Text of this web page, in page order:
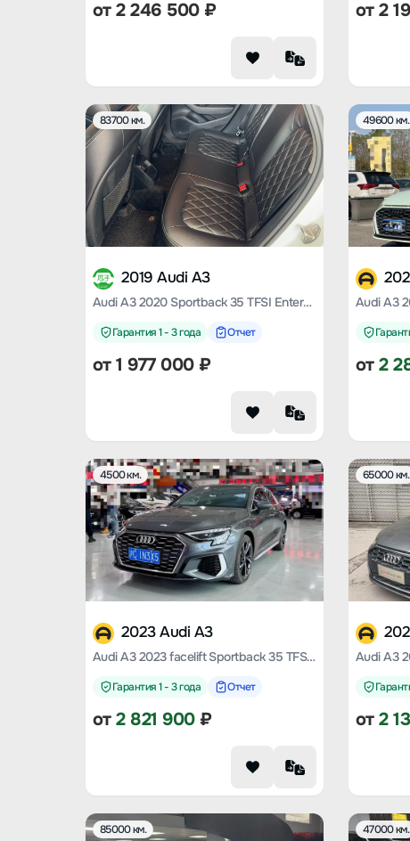
от2 246 500₽ от2
83700 км.
2019 Audi A3
Audi A3 2020 Sportback 35 TFSI Enterprising Country VI
Гарантия 1 - 3 года Отчет
от1 977 000₽
49600 км.
от2
4500 км.
2023 Audi A3
Audi A3 2023 facelift Sportback 35 TFSI fashion sporty
Гарантия 1 - 3 года Отчет
от2 821 900₽
65000 км.
от2
85000 км. 47000 км.